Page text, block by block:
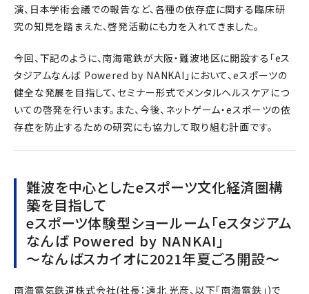
演、日本学術会議での報告など、各種の依存症に関する臨床研
究の知見を踏まえた、啓発活動にも力を入れてきました。
今回、下記のように、南海電鉄が大阪・難波地区に開設する「eス
タジアムなんば Powered by NANKAI」において、eスポーツの
健全な発展を目指して、セミナー形式でメンタルヘルスケアにつ
いての啓発を行います。また、今後、ネットゲーム・eスポーツの依
存症を防止するための研究にも協力して取り組む計画です。
難波を中心としたeスポーツ文化経済圏構
築を目指して
eスポーツ体験型ショールーム「eスタジアム
なんば Powered by NANKAI」
～なんばスカイオに2021年夏ごろ開設～
南海電気鉄道株式会社(社長：遠北 光彦、以下「南海電鉄」)で